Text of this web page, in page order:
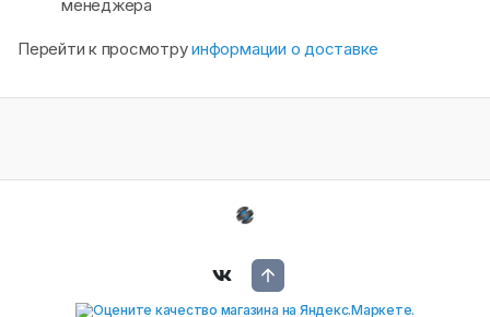
менеджера
Перейти к просмотруинформации о доставке